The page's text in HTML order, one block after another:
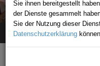
Sie ihnen bereitgestellt
der Dienste gesammelt
Sie der Nutzung dieser
Datenschutzerklärung
Home stellenangebot